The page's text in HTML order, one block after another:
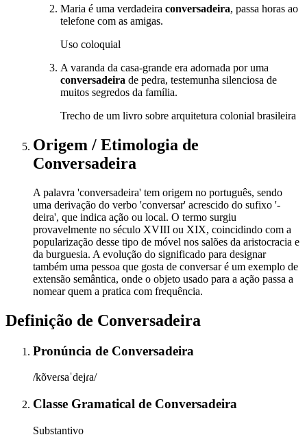
Maria é uma verdadeira conversadeira, passa horas ao
telefone com as amigas.
Uso coloquial
A varanda da casa-grande era adornada por uma
conversadeira de pedra, testemunha silenciosa de
muitos segredos da família.
Trecho de um livro sobre arquitetura colonial brasileira
Origem / Etimologia de
Conversadeira
A palavra 'conversadeira' tem origem no português, sendo
uma derivação do verbo 'conversar' acrescido do sufixo '-
deira', que indica ação ou local. O termo surgiu
provavelmente no século XVIII ou XIX, coincidindo com a
popularização desse tipo de móvel nos salões da aristocracia e
da burguesia. A evolução do significado para designar
também uma pessoa que gosta de conversar é um exemplo de
extensão semântica, onde o objeto usado para a ação passa a
nomear quem a pratica com frequência.
Definição de Conversadeira
Pronúncia de Conversadeira
/kõveɾsaˈdejɾa/
Classe Gramatical de Conversadeira
Substantivo